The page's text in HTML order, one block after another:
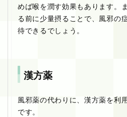
めば喉を潤す効果もあります。
る前に少量摂ることで、風邪の
待できるでしょう。
漢方薬
風邪薬の代わりに、漢方薬を利
です。